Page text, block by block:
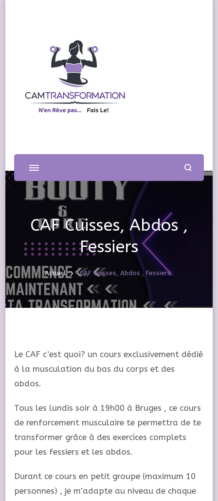
CAM TRANSFORMATION
N'en Rêves pas… Fais Le!
CAF Cuisses, Abdos ,
Fessiers
Accueil CAF Cuisses, Abdos , Fessiers
Le CAF c’est quoi? un cours exclusivement dédié
à la musculation du bas du corps et des
abdos.
Tous les lundis soir à 19h00 à Bruges , ce cours
de renforcement musculaire te permettra de te
transformer grâce à des exercices complets
pour les fessiers et les abdos.
Durant ce cours en petit groupe (maximum 10
personnes) , je m’adapte au niveau de chaque